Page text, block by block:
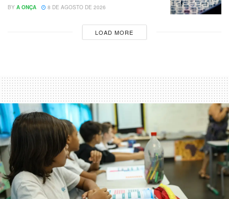
BY A ONÇA 8 DE AGOSTO DE 2026
LOAD MORE